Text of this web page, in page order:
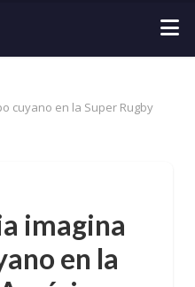
cuyano en la Super Rugby
imagina
en la